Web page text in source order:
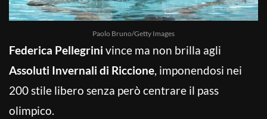
Paolo Bruno/Getty Images
Federica Pellegrini vince ma non brilla agli
Assoluti Invernali di Riccione, imponendosi nei
200 stile libero senza però centrare il pass
olimpico.